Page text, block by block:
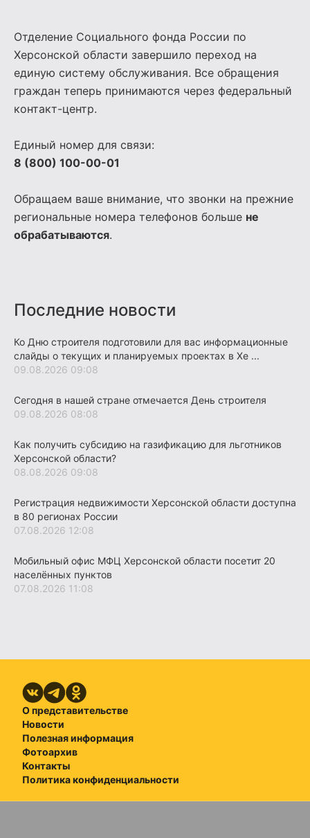
Отделение Социального фонда России по
Херсонской области завершило переход на
единую систему обслуживания. Все обращения
граждан теперь принимаются через федеральный
контакт-центр.
Единый номер для связи:
8 (800) 100-00-01
Обращаем ваше внимание, что звонки на прежние
региональные номера телефонов больше не
обрабатываются.
Последние новости
Ко Дню строителя подготовили для вас информационные
слайды о текущих и планируемых проектах в Хе ...
09.08.2026 09:08
Сегодня в нашей стране отмечается День строителя
09.08.2026 08:08
Как получить субсидию на газификацию для льготников
Херсонской области?
08.08.2026 09:08
Регистрация недвижимости Херсонской области доступна
в 80 регионах России
07.08.2026 12:08
Мобильный офис МФЦ Херсонской области посетит 20
населённых пунктов
07.08.2026 11:08
О представительстве
Новости
Полезная информация
Фотоархив
Контакты
Политика конфиденциальности